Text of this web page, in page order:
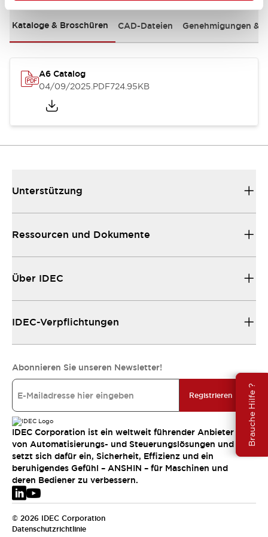
Brauche Hilfe ?
Kataloge & Broschüren CAD-Dateien Genehmigungen &
A6 Catalog
04/09/2025.PDF724.95KB
Unterstützung
Ressourcen und Dokumente
Über IDEC
IDEC-Verpflichtungen
Abonnieren Sie unseren Newsletter!
Registrieren
IDEC Corporation ist ein weltweit führender Anbieter
von Automatisierungs- und Steuerungslösungen und
setzt sich dafür ein, Sicherheit, Effizienz und ein
beruhigendes Gefühl – ANSHIN – für Maschinen und
deren Bediener zu verbessern.
© 2026 IDEC Corporation
Datenschutzrichtlinie